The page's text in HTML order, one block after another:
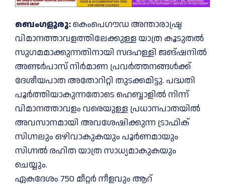
ബെംഗളൂരു:കെംപെഗൗഡ അന്താരാഷ്ട്ര
വിമാനത്താവളത്തിലേക്കുള്ള യാത്ര കൂടുതൽ
സുഗമമാക്കുന്നതിനായി സദഹള്ളി ജങ്ഷനിൽ
അണ്ടർപാസ് നിർമാണ പ്രവർത്തനങ്ങൾക്ക്
ദേശീയപാത അതോറിറ്റി തുടക്കമിട്ടു. പദ്ധതി
പൂർത്തിയാകുന്നതോടെ ഹെബ്ബാളിൽ നിന്ന്
വിമാനത്താവളം വരെയുള്ള പ്രധാനപാതയിൽ
അവസാനമായി അവശേഷിക്കുന്ന ട്രാഫിക്
സിഗ്നലും ഒഴിവാകുകയും പൂർണമായും
സിഗ്നൽ രഹിത യാത്ര സാധ്യമാകുകയും
ചെയ്യും.
ഏകദേശം 750 മീറ്റർ നീളവും ആറ്